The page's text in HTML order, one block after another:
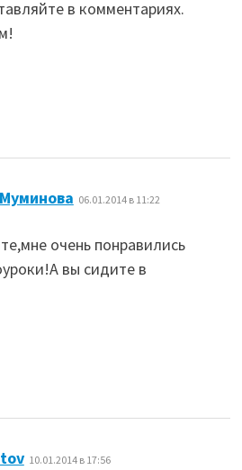
в комментариях.
06.01.2014 в 11:22
очень понравились
вы сидите в
: 10.01.2014 в 17:56